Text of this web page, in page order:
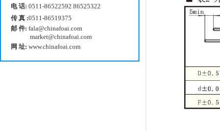
电 话: 0511-86522592 86525322
传 真 :0511-86519375
邮 件: fala@chinafoai.com
market@chinafoai.com
网 址: www.chinafoai.com